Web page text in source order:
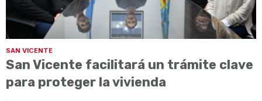
SAN VICENTE
San Vicente facilitará un trámite clave
para proteger la vivienda